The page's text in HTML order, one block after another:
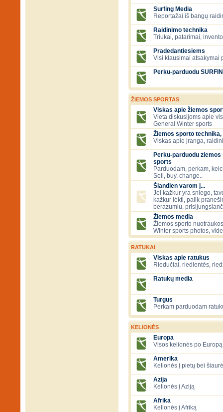
Surfing Media
Reportažai iš bangų
Raidinimo technika
Triukai, patarimai,
Pradedantiesiems
Visi klausimai atsakymai
Perku-parduodu
ŽIEMOS SPORTAS
Viskas apie žiemos
Vieta diskusijoms apie
General Winter sports
Žiemos sporto
Viskas apie įranga,
Perku-parduodu
sports
Parduodam, perkam,
Sell, buy, change..
Šiandien varom į...
Jei kažkur yra sniego,
kažkur lėkti, palik
berazumių,
Žiemos media
Žiemos sporto
Winter sports photos,
RATUKAI
Viskas apie ratukus
Riedučiai, riedlentės,
Ratukų media
Turgus
Perkam parduodam
KELIONĖS
Europa
Visos kelionės po
Amerika
Kelionės į pietų bei
Azija
Kelionės į Aziją
Afrika
Kelionės į Afriką